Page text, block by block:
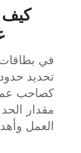
كيف
في
تحديد
كصاحب
مقدار
العمل